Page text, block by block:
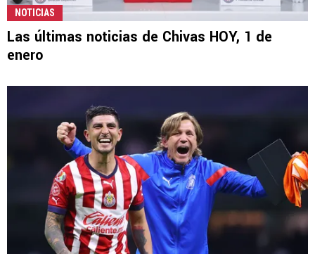
NOTICIAS
Las últimas noticias de Chivas HOY, 1 de
enero